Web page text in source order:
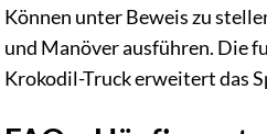
Können unter Beweis zu
und Manöver ausführen. Die
Krokodil-Truck erweitert das